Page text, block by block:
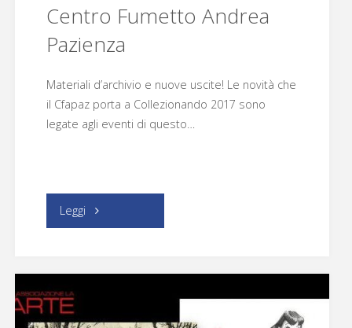
Centro Fumetto Andrea
Pazienza
Materiali d’archivio e nuove uscite! Le novità che
il Cfapaz porta a Collezionando 2017 sono
legate agli eventi di questo…
Leggi "Centro
Andrea